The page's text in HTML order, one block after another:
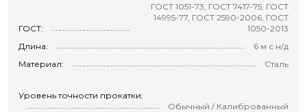
ГОСТ:
ГОСТ 1051-73, ГОСТ 7417-75, ГОСТ
14995-77, ГОСТ 2590-2006, ГОСТ
1050-2013
Длина:
6 м с н/д
Материал:
Сталь
Уровень точности прокатки:
Обычный / Калиброванный